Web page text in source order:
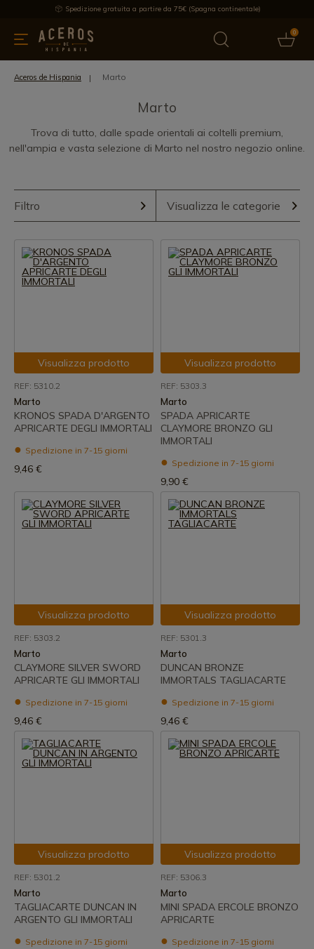
Spedizione gratuita a partire da 75€ (Spagna continentale)
0
cucina Offre Ultime notizie Venduti Marche
Aceros de Hispania Marto
Marto
Trova di tutto, dalle spade orientali ai coltelli premium,
nell'ampia e vasta selezione di Marto nel nostro negozio online.
Filtro Visualizza le categorie
Visualizza prodotto
REF: 5310.2
Marto
KRONOS SPADA D'ARGENTO
APRICARTE DEGLI IMMORTALI
Spedizione in 7-15 giorni
9,46 €
Visualizza prodotto
REF: 5303.3
Marto
SPADA APRICARTE
CLAYMORE BRONZO GLI
IMMORTALI
Spedizione in 7-15 giorni
9,90 €
Visualizza prodotto
REF: 5303.2
Marto
CLAYMORE SILVER SWORD
APRICARTE GLI IMMORTALI
Spedizione in 7-15 giorni
9,46 €
Visualizza prodotto
REF: 5301.3
Marto
DUNCAN BRONZE
IMMORTALS TAGLIACARTE
Spedizione in 7-15 giorni
9,46 €
Visualizza prodotto
REF: 5301.2
Marto
TAGLIACARTE DUNCAN IN
ARGENTO GLI IMMORTALI
Spedizione in 7-15 giorni
Visualizza prodotto
REF: 5306.3
Marto
MINI SPADA ERCOLE BRONZO
APRICARTE
Spedizione in 7-15 giorni